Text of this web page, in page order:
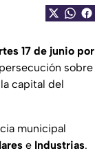
17 de junio por
sobre
capital del
municipal
e Industrias.